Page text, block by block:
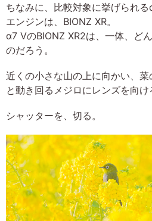
ちなみに、比較対象に挙げられ
エンジンは、BIONZ XR。
α7 VのBIONZ XR2は、一体、ど
のだろう。
近くの小さな山の上に向かい、
と動き回るメジロにレンズを向け
シャッターを、切る。